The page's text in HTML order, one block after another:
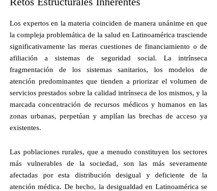
Los expertos en la materia coinciden de manera unánime en que
la compleja problemática de la salud en Latinoamérica trasciende
significativamente las meras cuestiones de financiamiento o de
afiliación a sistemas de seguridad social. La intrínseca
fragmentación de los sistemas sanitarios, los modelos de
atención predominantes que tienden a priorizar el volumen de
servicios prestados sobre la calidad intrínseca de los mismos, y la
marcada concentración de recursos médicos y humanos en las
zonas urbanas, perpetúan y amplían las brechas de acceso ya
existentes.
Las poblaciones rurales, que a menudo constituyen los sectores
más vulnerables de la sociedad, son las más severamente
afectadas por esta distribución desigual y deficiente de la
atención médica. De hecho, la desigualdad en Latinoamérica se